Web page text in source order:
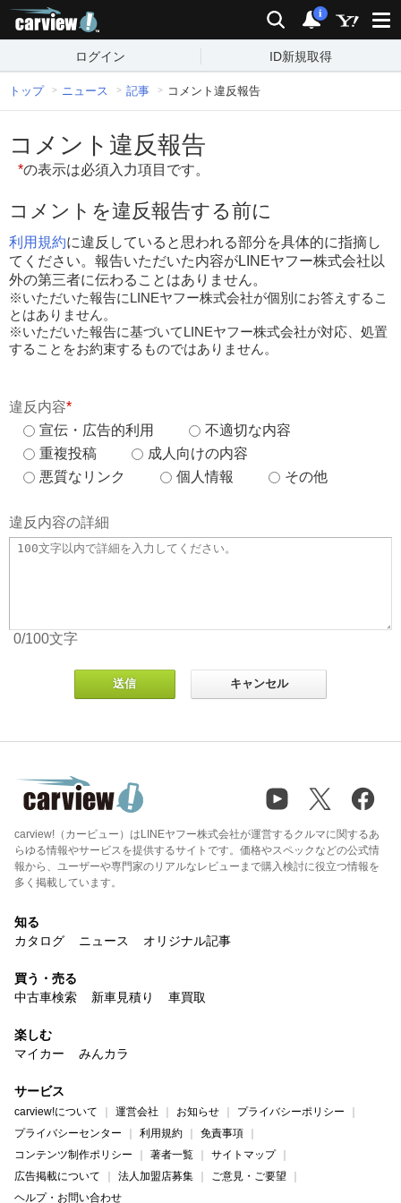
検索 通知
i
ログイン ID新規取得
トップ ニュース 記事 コメント違反報告
コメント違反報告
*の表示は必須入力項目です。
コメントを違反報告する前に
利用規約に違反していると思われる部分を具体的に指摘し
てください。報告いただいた内容がLINEヤフー株式会社以
外の第三者に伝わることはありません。
※いただいた報告にLINEヤフー株式会社が個別にお答えするこ
とはありません。
※いただいた報告に基づいてLINEヤフー株式会社が対応、処置
することをお約束するものではありません。
違反内容*
宣伝・広告的利用
不適切な内容
重複投稿
成人向けの内容
悪質なリンク
個人情報 その他
違反内容の詳細
0/100文字
carview!（カービュー）はLINEヤフー株式会社が運営するクルマに関するあ
らゆる情報やサービスを提供するサイトです。価格やスペックなどの公式情
報から、ユーザーや専門家のリアルなレビューまで購入検討に役立つ情報を
多く掲載しています。
知る
カタログ
ニュース オリジナル記事
買う・売る
中古車検索
新車見積り 車買取
楽しむ
マイカー
みんカラ
サービス
carview!について 運営会社 お知らせ
プライバシーポリシー
プライバシーセンター
利用規約
免責事項
コンテンツ制作ポリシー
著者一覧
サイトマップ
広告掲載について
法人加盟店募集
ご意見・ご要望
ヘルプ・お問い合わせ